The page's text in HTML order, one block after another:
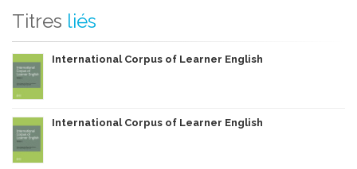
Titres liés
International Corpus of Learner English
International Corpus of Learner English